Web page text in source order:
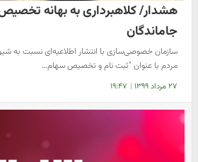
هشدار/ کلاهبرداری به بهانه
جاماندگان
سازمان خصوصی‌سازی با انتشار اطلاعیه‌ای نسبت به
مردم با عنوان "ثبت نام و تخصیص سهام…
۲۷ مرداد ۱۳۹۹ | ۱۹:۴۷